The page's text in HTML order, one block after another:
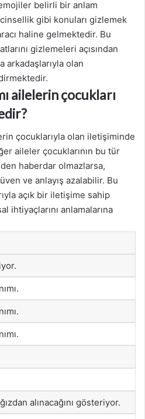
belirli bir anlam
gibi konuları gizlemek
haline gelmektedir. Bu
gizlemeleri açısından
arkadaşlarıyla olan
ailelerin çocukları
çocuklarıyla olan iletişiminde
aileler çocuklarının bu tür
haberdar olmazlarsa,
ve anlayış azalabilir. Bu
açık bir iletişime sahip
ihtiyaçlarını anlamalarına
alınacağını gösteriyor.